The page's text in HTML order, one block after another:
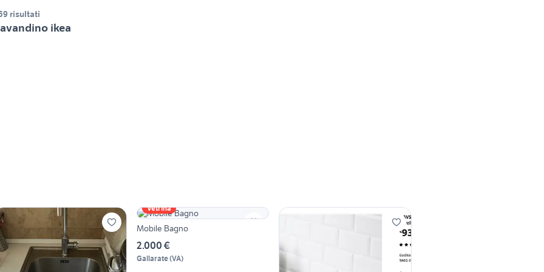
risultati
ikea
Vetrina
Mobile Bagno
2.000 €
Gallarate(VA)